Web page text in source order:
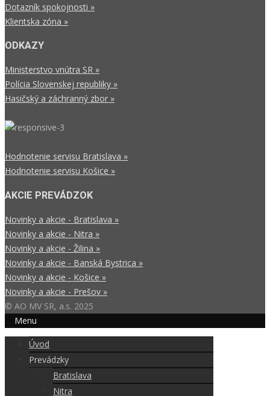
Dotazník spokojnosti »
Klientska zóna »
ODKAZY
Ministerstvo vnútra SR »
Polícia Slovenskej republiky »
Hasičský a záchranný zbor »
Hodnotenie servisu Bratislava »
Hodnotenie servisu Košice »
AKCIE PREVÁDZOK
Novinky a akcie - Bratislava »
Novinky a akcie - Nitra »
Novinky a akcie - Žilina »
Novinky a akcie - Banská Bystrica »
Novinky a akcie - Košice »
Novinky a akcie - Prešov »
© AO MV SR, a.s. 2025
Menu
Úvod
Prevádzky
Bratislava
Nitra